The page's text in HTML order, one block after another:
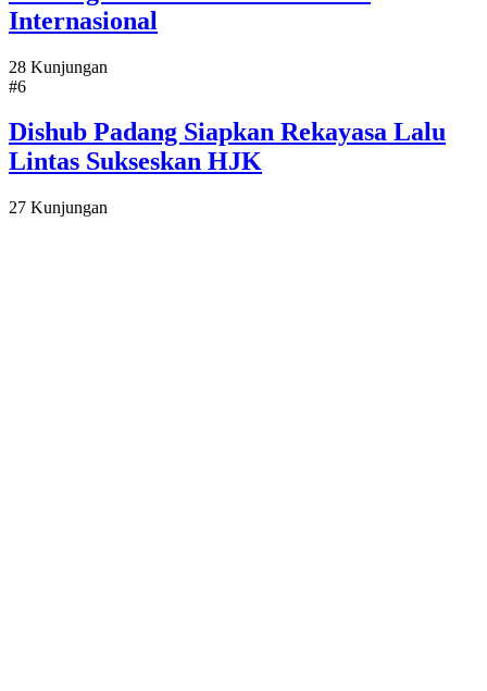
Internasional
28 Kunjungan
#6
Dishub Padang Siapkan Rekayasa Lalu
Lintas Sukseskan HJK
27 Kunjungan